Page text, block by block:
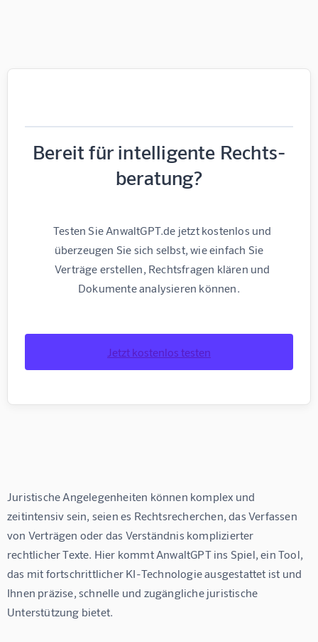
Bereit für intelligente Rechts­
beratung?
überzeugen Sie sich selbst, wie einfach Sie
Dokumente analysieren können.
Jetzt kostenlos testen
Juristische Angelegenheiten können komplex und
zeitintensiv sein, seien es Rechtsrecherchen, das Verfassen
von Verträgen oder das Verständnis komplizierter
rechtlicher Texte. Hier kommt AnwaltGPT ins Spiel, ein Tool,
das mit fortschrittlicher KI-Technologie ausgestattet ist und
Ihnen präzise, schnelle und zugängliche juristische
Unterstützung bietet.